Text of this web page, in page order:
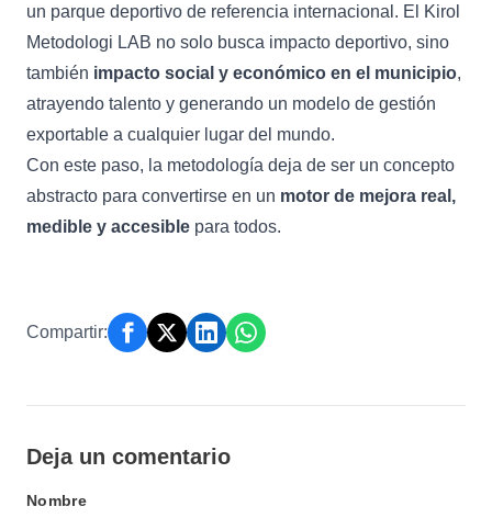
un parque deportivo de referencia internacional. El Kirol
Metodologi LAB no solo busca impacto deportivo, sino
también impacto social y económico en el municipio,
atrayendo talento y generando un modelo de gestión
exportable a cualquier lugar del mundo.
Con este paso, la metodología deja de ser un concepto
abstracto para convertirse en un motor de mejora real,
medible y accesible para todos.
Compartir:
Deja un comentario
Nombre